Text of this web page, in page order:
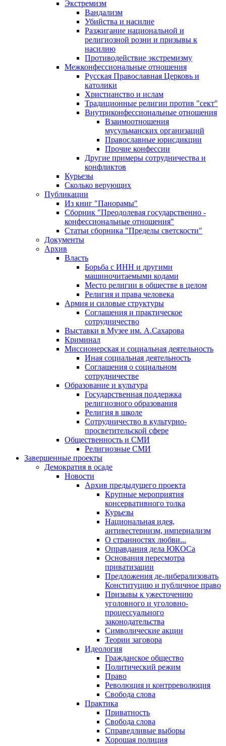
Экстремизм
Вандализм
Убийства и насилие
Разжигание национальной и
религиозной розни и призывы к
насилию
Противодействие экстремизму
Межконфессиональные отношения
Русская Православная Церковь и
католики
Христианство и ислам
Традиционные религии против "сект"
Внутриконфессиональные отношения
Взаимоотношения
мусульманских организаций
Православные юрисдикции
Прочие конфессии
Другие примеры сотрудничества и
конфликтов
Курьезы
Сколько верующих
Публикации
Из книг "Панорамы"
Сборник "Преодолевая государственно -
конфессиональные отношения"
Статьи сборника "Пределы светскости"
Документы
Архив
Власть
Борьба с ИНН и другими
машиночитаемыми кодами
Место религии в обществе в целом
Религия и права человека
Армия и силовые структуры
Соглашения и практическое
сотрудничество
Выставки в Музее им. А.Сахарова
Криминал
Миссионерская и социальная деятельность
Иная социальная деятельность
Соглашения о социальном
сотрудничестве
Образование и культура
Государственная поддержка
религиозного образования
Религия в школе
Сотрудничество в культурно-
просветительской сфере
Общественность и СМИ
Религиозные СМИ
Завершенные проекты
Демократия в осаде
Новости
Архив предыдущего проекта
Крупные мероприятия
консервативного толка
Курьезы
Национальная идея,
антивестернизм, империализм
О странностях любви...
Оправдания дела ЮКОСа
Основания пересмотра
приватизации
Предложения де-либерализовать
Конституцию и публичное право
Призывы к ужесточению
уголовного и уголовно-
процессуального
законодательства
Символические акции
Теории заговора
Идеология
Гражданское общество
Политический режим
Право
Революция и контрреволюция
Свобода слова
Практика
Приватность
Свобода слова
Справедливые выборы
Хорошая полиция